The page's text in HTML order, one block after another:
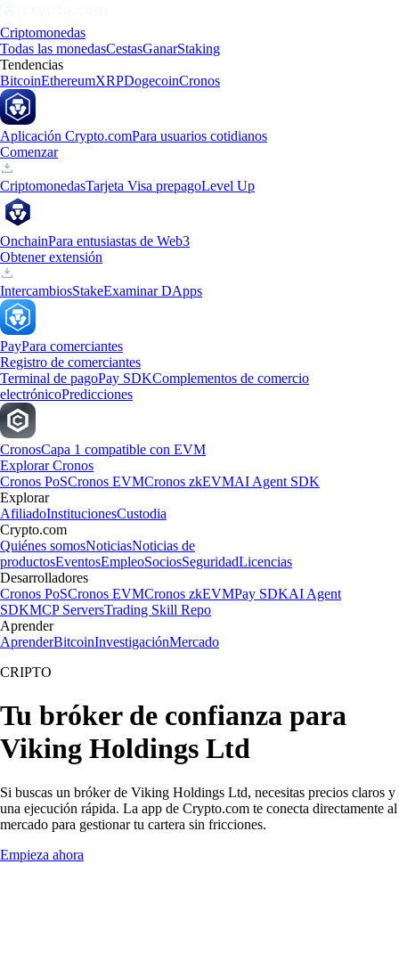
Criptomonedas
Todas las monedasCestasGanarStaking
Tendencias
BitcoinEthereumXRPDogecoinCronos
Aplicación Crypto.comPara usuarios cotidianos
Comenzar
CriptomonedasTarjeta Visa prepagoLevel Up
OnchainPara entusiastas de Web3
Obtener extensión
IntercambiosStakeExaminar DApps
PayPara comerciantes
Registro de comerciantes
Terminal de pagoPay SDKComplementos de comercio
electrónicoPredicciones
CronosCapa 1 compatible con EVM
Explorar Cronos
Cronos PoSCronos EVMCronos zkEVMAI Agent SDK
Explorar
AfiliadoInstitucionesCustodia
Crypto.com
Quiénes somosNoticiasNoticias de
productosEventosEmpleoSociosSeguridadLicencias
Desarrolladores
Cronos PoSCronos EVMCronos zkEVMPay SDKAI Agent
SDKMCP ServersTrading Skill Repo
Aprender
AprenderBitcoinInvestigaciónMercado
CRIPTO
Tu bróker de confianza para
Viking Holdings Ltd
Si buscas un bróker de Viking Holdings Ltd, necesitas precios claros y
una ejecución rápida. La app de Crypto.com te conecta directamente al
mercado para gestionar tu cartera sin fricciones.
Empieza ahora